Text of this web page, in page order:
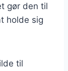
gør den til
holde sig
til